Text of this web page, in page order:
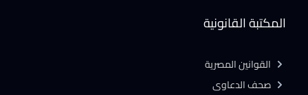
المكتبة القانونية
القوانين المصرية
صحف الدعاوى